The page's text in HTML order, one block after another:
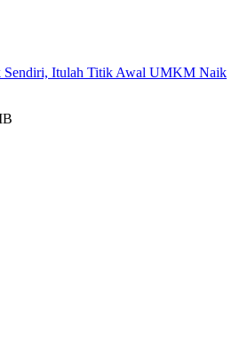
Sendiri, Itulah Titik Awal UMKM Naik